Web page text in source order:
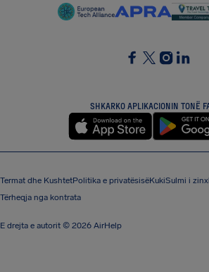
SHKARKO APLIKACIONIN TONË
Termat dhe KushtetPolitika e privatësisëKukiSulmi i
Tërheqja nga kontrata
E drejta e autorit © 2026 AirHelp